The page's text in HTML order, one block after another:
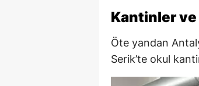
Kantinler
Öte yandan
Serik’te okul